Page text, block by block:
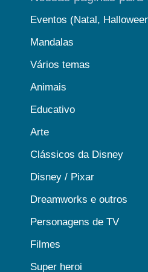
Eventos (Natal,
Mandalas
Vários temas
Animais
Educativo
Arte
Clássicos da Disney
Disney / Pixar
Dreamworks e outros
Personagens de TV
Filmes
Super heroi